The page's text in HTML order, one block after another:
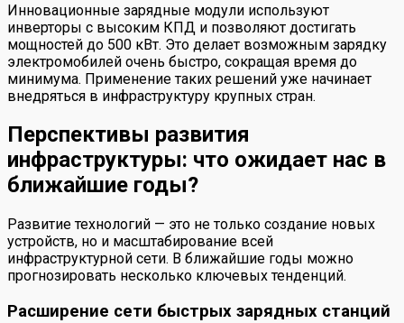
Инновационные зарядные модули используют
инверторы с высоким КПД и позволяют достигать
мощностей до 500 кВт. Это делает возможным зарядку
электромобилей очень быстро, сокращая время до
минимума. Применение таких решений уже начинает
внедряться в инфраструктуру крупных стран.
Перспективы развития
инфраструктуры: что ожидает нас в
ближайшие годы?
Развитие технологий — это не только создание новых
устройств, но и масштабирование всей
инфраструктурной сети. В ближайшие годы можно
прогнозировать несколько ключевых тенденций.
Расширение сети быстрых зарядных станций